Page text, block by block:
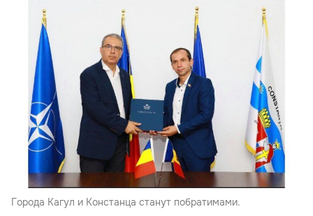
Города Кагул и Констанца станут побратимами.